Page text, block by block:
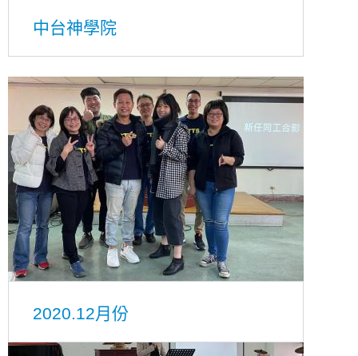
中台神學院
2020.12月份